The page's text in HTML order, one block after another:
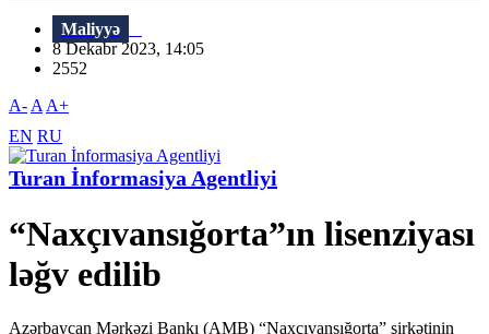
Maliyyə
8 Dekabr 2023, 14:05
2552
A- A A+
EN RU
Turan İnformasiya Agentliyi
“Naxçıvansığorta”ın lisenziyası
ləğv edilib
Azərbaycan Mərkəzi Bankı (AMB) “Naxçıvansığorta” şirkətinin